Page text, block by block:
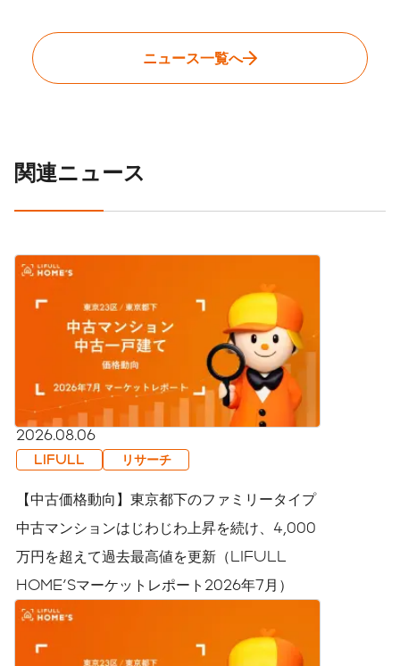
ニュース一覧へ
関連ニュース
2026.08.06
LIFULL リサーチ
【中古価格動向】東京都下のファミリータイプ
中古マンションはじわじわ上昇を続け、4,000
万円を超えて過去最高値を更新（LIFULL
HOME'Sマーケットレポート2026年7月）